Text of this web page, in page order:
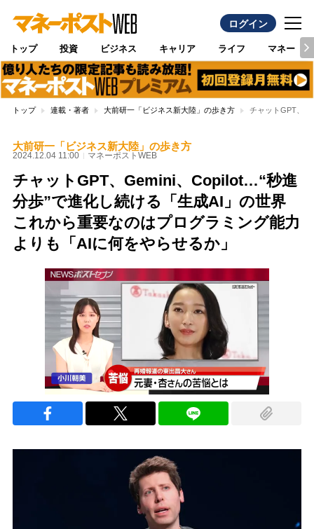
ログイン
トップ 投資 ビジネス キャリア ライフ マネー
トップ 連載・著者 大前研一「ビジネス新大陸」の歩き方 チャットGPT、
大前研一「ビジネス新大陸」の歩き方
2024.12.04 11:00 マネーポストWEB
チャットGPT、Gemini、Copilot…“秒進
分歩”で進化し続ける「生成AI」の世界
これから重要なのはプログラミング能力
よりも「AIに何をやらせるか」